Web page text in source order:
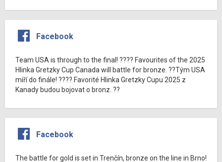
Facebook
Team USA is through to the final! ???? Favourites of the 2025
Hlinka Gretzky Cup Canada will battle for bronze. ??Tým USA
míří do finále! ???? Favorité Hlinka Gretzky Cupu 2025 z
Kanady budou bojovat o bronz. ??
Facebook
The battle for gold is set in Trenčín, bronze on the line in Brno!